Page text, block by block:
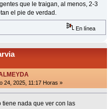
que le traigan, al menos, 2-3
el pie de verdad.
En línea
24, 2025, 11:17 Horas »
tiene nada que ver con las